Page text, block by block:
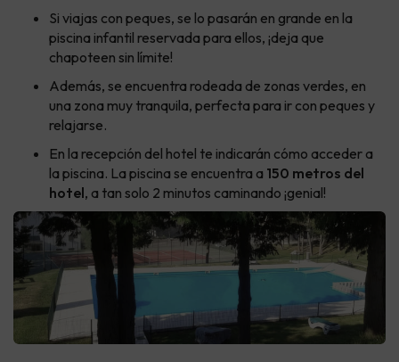
Si viajas con peques, se lo pasarán en grande en la
piscina infantil reservada para ellos, ¡deja que
chapoteen sin límite!
Además, se encuentra rodeada de zonas verdes, en
una zona muy tranquila, perfecta para ir con peques y
relajarse.
En la recepción del hotel te indicarán cómo acceder a
la piscina. La piscina se encuentra a 150 metros del
hotel, a tan solo 2 minutos caminando ¡genial!